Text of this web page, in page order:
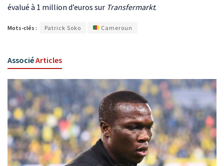
évalué à 1 million d’euros sur Transfermarkt.
Mots-clés : Patrick Soko Cameroun
AssociéArticles